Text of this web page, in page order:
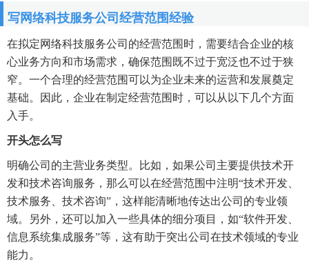
写网络科技服务公司经营范围经验
在拟定网络科技服务公司的经营范围时，需要结合企业的核
心业务方向和市场需求，确保范围既不过于宽泛也不过于狭
窄。一个合理的经营范围可以为企业未来的运营和发展奠定
基础。因此，企业在制定经营范围时，可以从以下几个方面
入手。
开头怎么写
明确公司的主营业务类型。比如，如果公司主要提供技术开
发和技术咨询服务，那么可以在经营范围中注明“技术开发、
技术服务、技术咨询”，这样能清晰地传达出公司的专业领
域。另外，还可以加入一些具体的细分项目，如“软件开发、
信息系统集成服务”等，这有助于突出公司在技术领域的专业
能力。